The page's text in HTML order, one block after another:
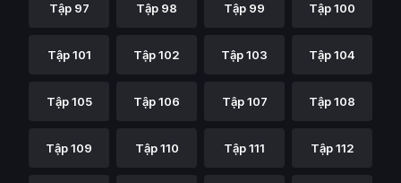
Tập 97 Tập 98 Tập 99 Tập 100
Tập 101 Tập 102 Tập 103 Tập 104
Tập 105 Tập 106 Tập 107 Tập 108
Tập 109 Tập 110 Tập 111 Tập 112